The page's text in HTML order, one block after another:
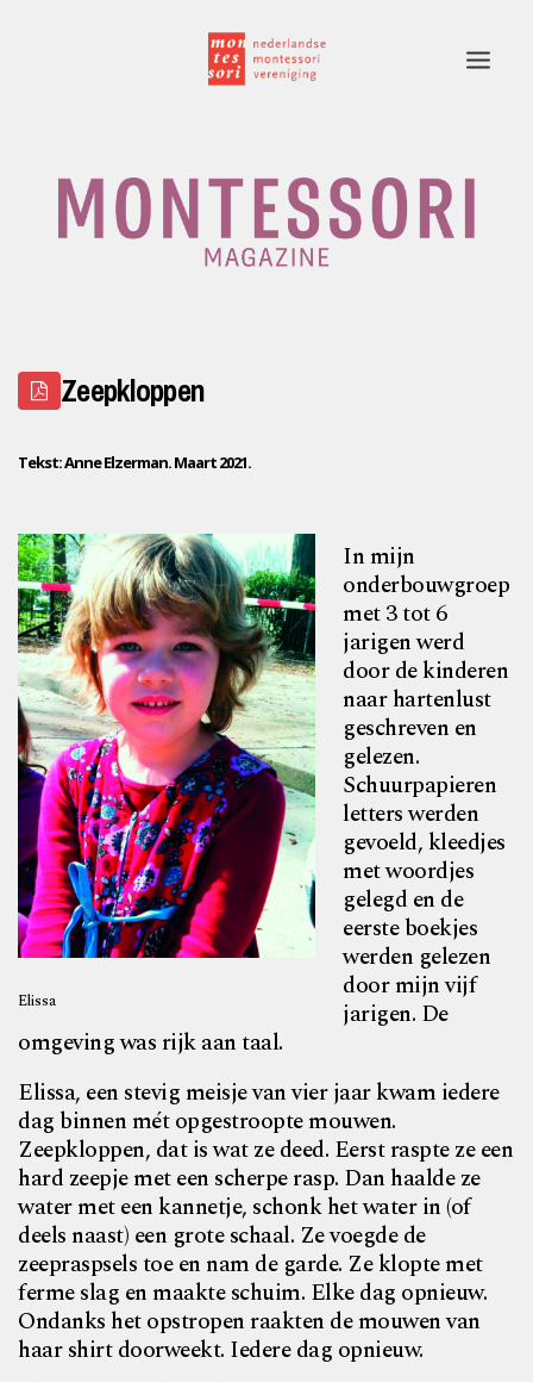
Home
Rubrieken
Montessori.nl
Zeepkloppen
Tekst: Anne Elzerman. Maart 2021.
Elissa
In mijn
onderbouwgroep
met 3 tot 6
jarigen werd
door de kinderen
naar hartenlust
geschreven en
gelezen.
Schuurpapieren
letters werden
gevoeld, kleedjes
met woordjes
gelegd en de
eerste boekjes
werden gelezen
door mijn vijf
jarigen. De
omgeving was rijk aan taal.
Elissa, een stevig meisje van vier jaar kwam iedere
dag binnen mét opgestroopte mouwen.
Zeepkloppen, dat is wat ze deed. Eerst raspte ze een
hard zeepje met een scherpe rasp. Dan haalde ze
water met een kannetje, schonk het water in (of
deels naast) een grote schaal. Ze voegde de
zeepraspsels toe en nam de garde. Ze klopte met
ferme slag en maakte schuim. Elke dag opnieuw.
Ondanks het opstropen raakten de mouwen van
haar shirt doorweekt. Iedere dag opnieuw.